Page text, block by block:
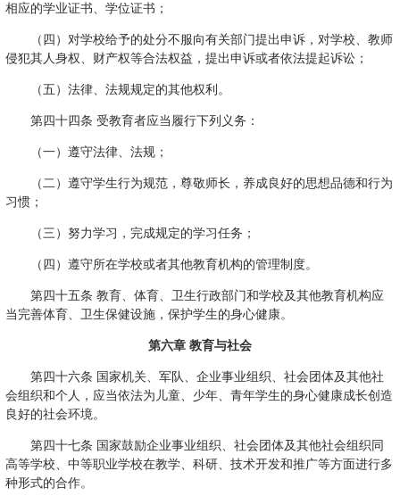
相应的学业证书、学位证书；
（四）对学校给予的处分不服向有关部门提出申诉，对学校、教师
侵犯其人身权、财产权等合法权益，提出申诉或者依法提起诉讼；
（五）法律、法规规定的其他权利。
第四十四条 受教育者应当履行下列义务：
（一）遵守法律、法规；
（二）遵守学生行为规范，尊敬师长，养成良好的思想品德和行为
习惯；
（三）努力学习，完成规定的学习任务；
（四）遵守所在学校或者其他教育机构的管理制度。
第四十五条 教育、体育、卫生行政部门和学校及其他教育机构应
当完善体育、卫生保健设施，保护学生的身心健康。
第六章 教育与社会
第四十六条 国家机关、军队、企业事业组织、社会团体及其他社
会组织和个人，应当依法为儿童、少年、青年学生的身心健康成长创造
良好的社会环境。
第四十七条 国家鼓励企业事业组织、社会团体及其他社会组织同
高等学校、中等职业学校在教学、科研、技术开发和推广等方面进行多
种形式的合作。